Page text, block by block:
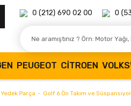
0 (212) 690 02 00 0
PEUGEOT CITROEN
Parça Golf 6 Ön Takım ve